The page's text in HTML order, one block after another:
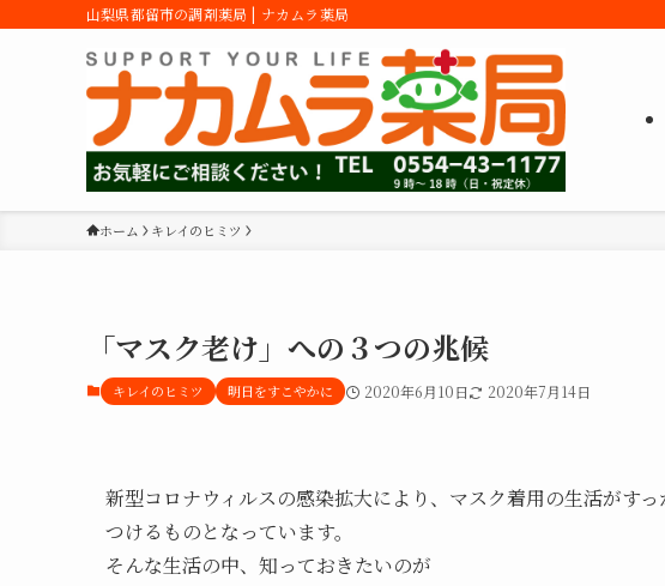
山梨県都留市の調剤薬局 | ナカムラ薬局
ホーム キレイのヒミツ
「マスク老け」への３つの兆候
キレイのヒミツ 明日をすこやかに 2020年6月10日 2020年7月14日
新型コロナウィルスの感染拡大により、マスク着用の生活がす
つけるものとなっています。
そんな生活の中、知っておきたいのが